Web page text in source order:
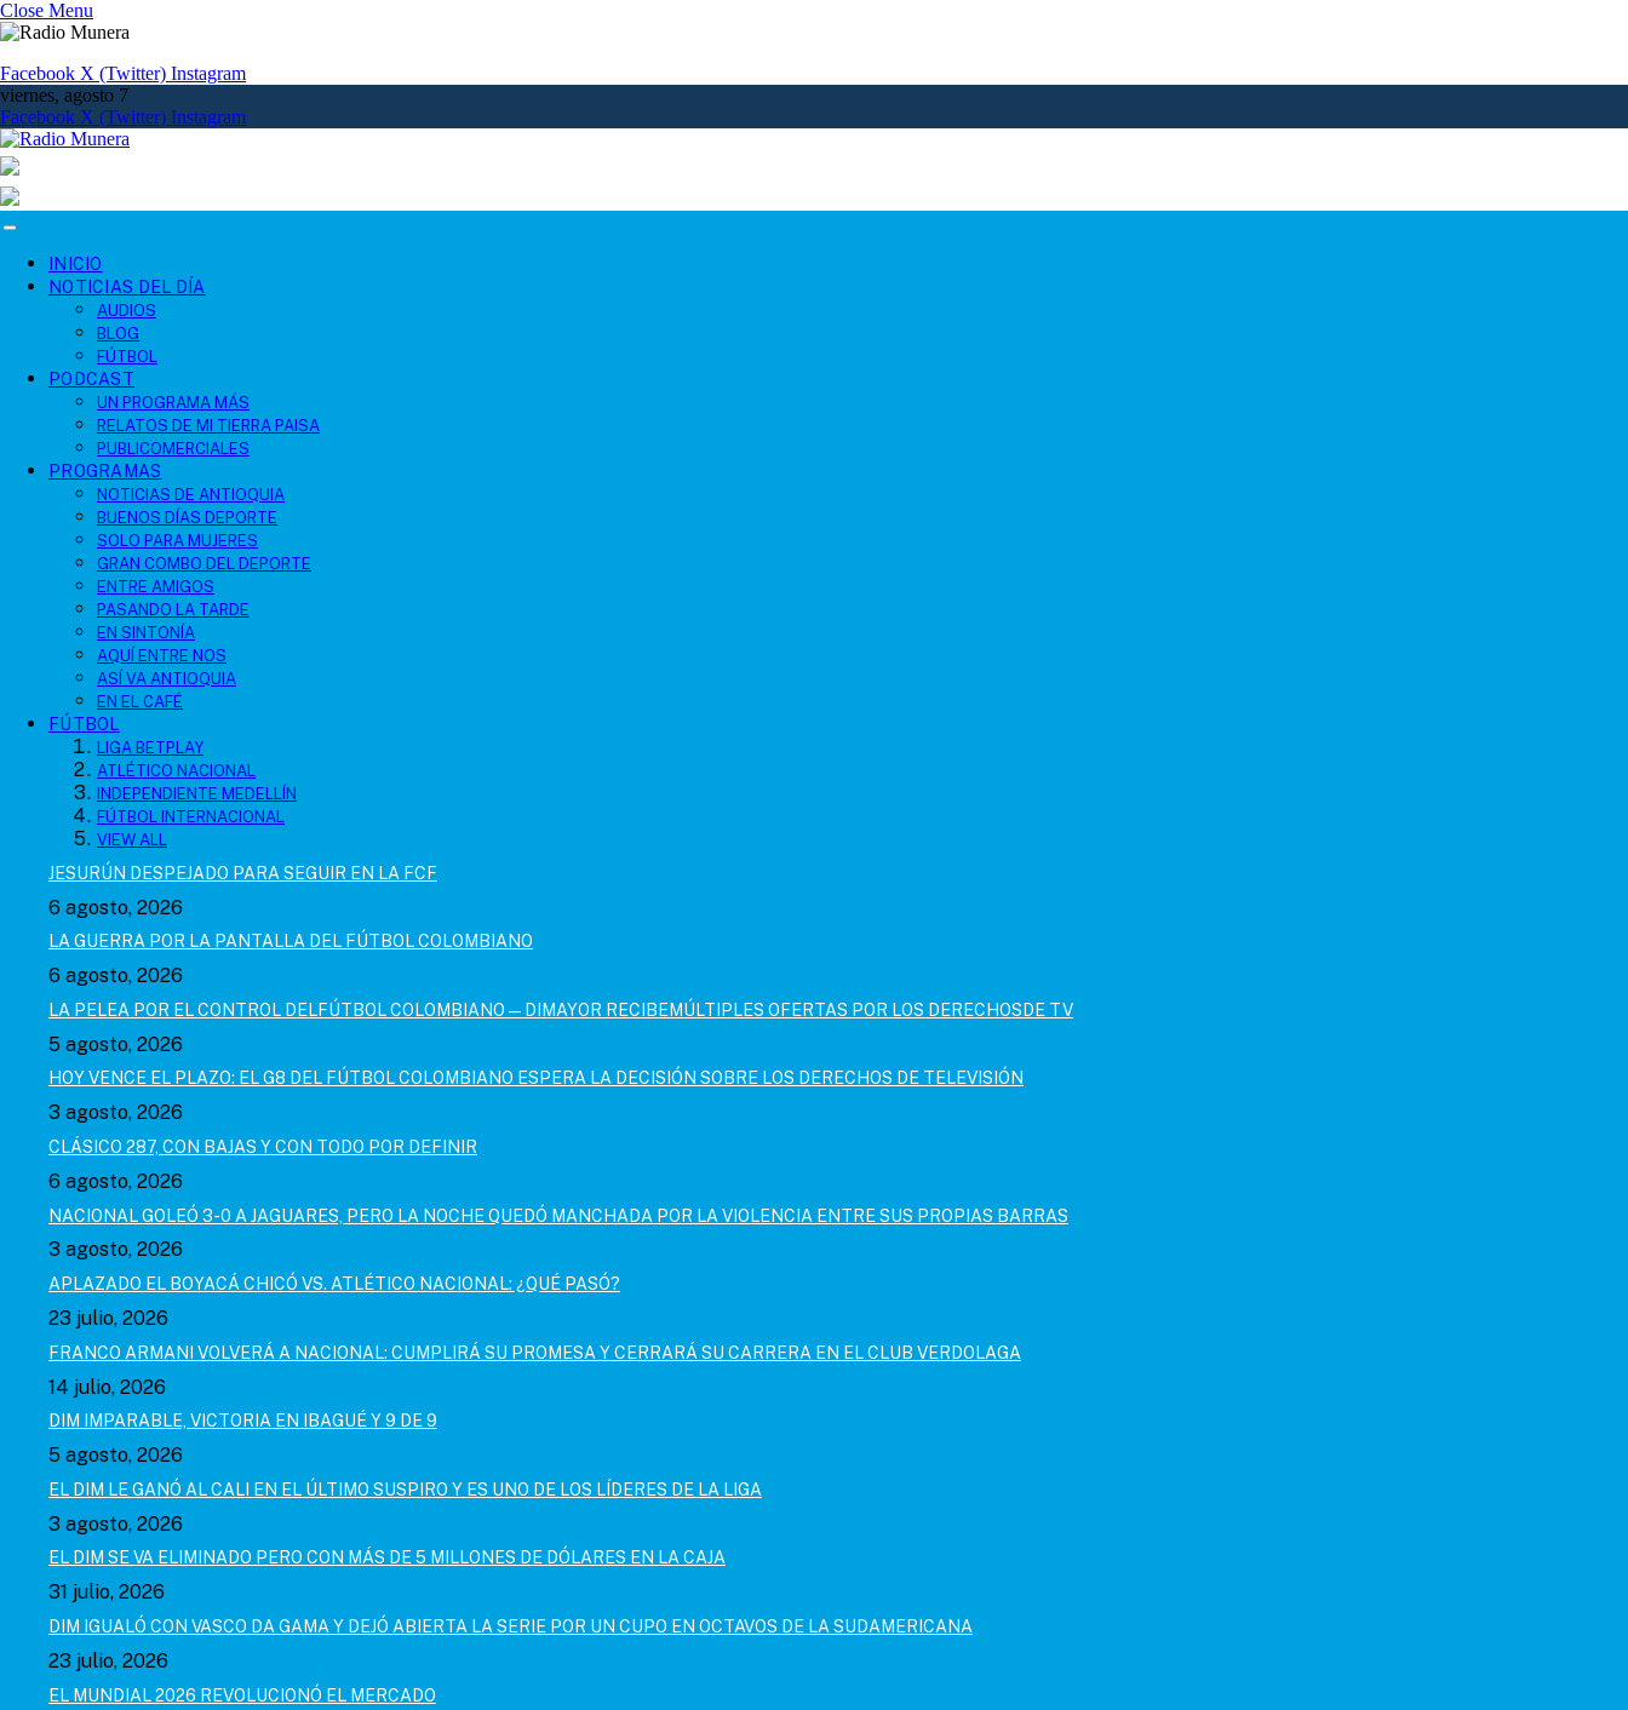
Close Menu
Facebook X (Twitter) Instagram
viernes, agosto 7
Facebook X (Twitter) Instagram
INICIO
NOTICIAS DEL DÍA
AUDIOS
BLOG
FÚTBOL
PODCAST
UN PROGRAMA MÁS
RELATOS DE MI TIERRA PAISA
PUBLICOMERCIALES
PROGRAMAS
NOTICIAS DE ANTIOQUIA
BUENOS DÍAS DEPORTE
SOLO PARA MUJERES
GRAN COMBO DEL DEPORTE
ENTRE AMIGOS
PASANDO LA TARDE
EN SINTONÍA
AQUÍ ENTRE NOS
ASÍ VA ANTIOQUIA
EN EL CAFÉ
FÚTBOL
LIGA BETPLAY
ATLÉTICO NACIONAL
INDEPENDIENTE MEDELLÍN
FÚTBOL INTERNACIONAL
VIEW ALL
JESURÚN DESPEJADO PARA SEGUIR EN LA FCF
6 agosto, 2026
LA GUERRA POR LA PANTALLA DEL FÚTBOL COLOMBIANO
6 agosto, 2026
LA PELEA POR EL CONTROL DELFÚTBOL COLOMBIANO — DIMAYOR RECIBEMÚLTIPLES OFERTAS POR LOS DERECHOSDE TV
5 agosto, 2026
HOY VENCE EL PLAZO: EL G8 DEL FÚTBOL COLOMBIANO ESPERA LA DECISIÓN SOBRE LOS DERECHOS DE TELEVISIÓN
3 agosto, 2026
CLÁSICO 287, CON BAJAS Y CON TODO POR DEFINIR
6 agosto, 2026
NACIONAL GOLEÓ 3-0 A JAGUARES, PERO LA NOCHE QUEDÓ MANCHADA POR LA VIOLENCIA ENTRE SUS PROPIAS BARRAS
3 agosto, 2026
APLAZADO EL BOYACÁ CHICÓ VS. ATLÉTICO NACIONAL: ¿QUÉ PASÓ?
23 julio, 2026
FRANCO ARMANI VOLVERÁ A NACIONAL: CUMPLIRÁ SU PROMESA Y CERRARÁ SU CARRERA EN EL CLUB VERDOLAGA
14 julio, 2026
DIM IMPARABLE, VICTORIA EN IBAGUÉ Y 9 DE 9
5 agosto, 2026
EL DIM LE GANÓ AL CALI EN EL ÚLTIMO SUSPIRO Y ES UNO DE LOS LÍDERES DE LA LIGA
3 agosto, 2026
EL DIM SE VA ELIMINADO PERO CON MÁS DE 5 MILLONES DE DÓLARES EN LA CAJA
31 julio, 2026
DIM IGUALÓ CON VASCO DA GAMA Y DEJÓ ABIERTA LA SERIE POR UN CUPO EN OCTAVOS DE LA SUDAMERICANA
23 julio, 2026
EL MUNDIAL 2026 REVOLUCIONÓ EL MERCADO